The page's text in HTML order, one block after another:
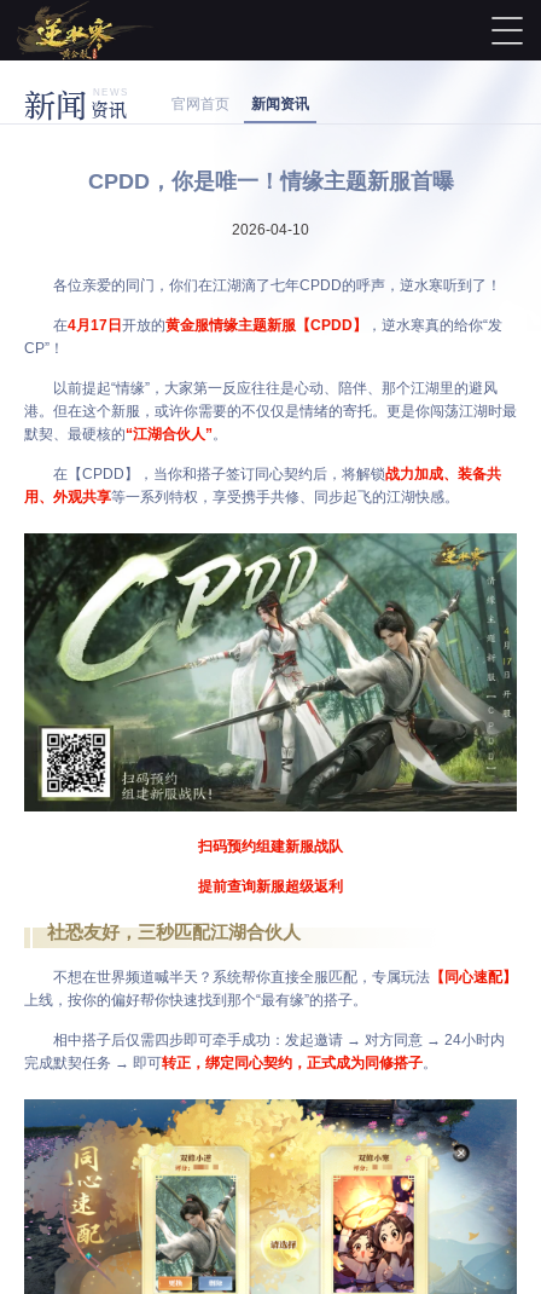
新闻 资讯
NEWS
官网首页 新闻资讯
CPDD，你是唯一！情缘主题新服首曝
2026-04-10
各位亲爱的同门，你们在江湖滴了七年CPDD的呼声，逆水寒听到了！
在4月17日 开放的黄金服情缘主题新服【CPDD】
，逆水寒真的给你“发
CP”！
以前提起“情缘”，大家第一反应往往是心动、陪伴、那个江湖里的避风
港。但在这个新服，或许你需要的不仅仅是情绪的寄托。更是你闯荡江湖时最
默契、最硬核的“江湖合伙人”。
在【CPDD】，当你和搭子签订同心契约后，将解锁战力加成、装备共
用、外观共享等一系列特权，享受携手共修、同步起飞的江湖快感。
扫码预约组建新服战队
提前查询新服超级返利
社恐友好，三秒匹配江湖合伙人
不想在世界频道喊半天？系统帮你直接全服匹配，专属玩法 【同心速配】
上线，按你的偏好帮你快速找到那个“最有缘”的搭子。
相中搭子后仅需四步即可牵手成功：发起邀请 → 对方同意 → 24小时内
完成默契任务 → 即可转正，绑定同心契约，正式成为同修搭子。